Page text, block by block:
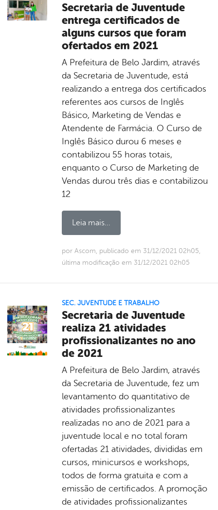
Secretaria de Juventude
entrega certificados de
alguns cursos que foram
ofertados em 2021
A Prefeitura de Belo Jardim, através
da Secretaria de Juventude, está
realizando a entrega dos certificados
referentes aos cursos de Inglês
Básico, Marketing de Vendas e
Atendente de Farmácia. O Curso de
Inglês Básico durou 6 meses e
contabilizou 55 horas totais,
enquanto o Curso de Marketing de
Vendas durou três dias e contabilizou
12
Leia mais...
por Ascom, publicado em 31/12/2021 02h05,
última modificação em 31/12/2021 02h05
SEC. JUVENTUDE E TRABALHO
Secretaria de Juventude
realiza 21 atividades
profissionalizantes no ano
de 2021
A Prefeitura de Belo Jardim, através
da Secretaria de Juventude, fez um
levantamento do quantitativo de
atividades profissionalizantes
realizadas no ano de 2021 para a
juventude local e no total foram
ofertadas 21 atividades, divididas em
cursos, minicursos e workshops,
todos de forma gratuita e com a
emissão de certificados. A promoção
de atividades profissionalizantes